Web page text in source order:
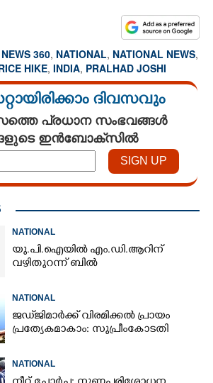
NEWS 360, NATIONAL, NATIONAL NEWS,
HIKE, INDIA, PRALHAD JOSHI
ദിവസവും
പ്രധാന സംഭവങ്ങൾ
ഇൻബോക്സിൽ
NATIONAL
യു.പി.ഐയിൽ എം.ഡി.ആറിന്
വഴിതുറന്ന് ബിൽ
NATIONAL
ജഡ്‌ജിമാർക്ക് വിരമിക്കൽ പ്രായം
പ്രത്യേകമാകാം: സുപ്രീംകോടതി
NATIONAL